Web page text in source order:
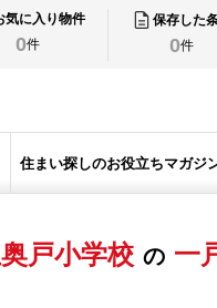
気に入り物件
0件
保存した
0件
住まい探しのお役立ちマガジ
戸小学校 の 一